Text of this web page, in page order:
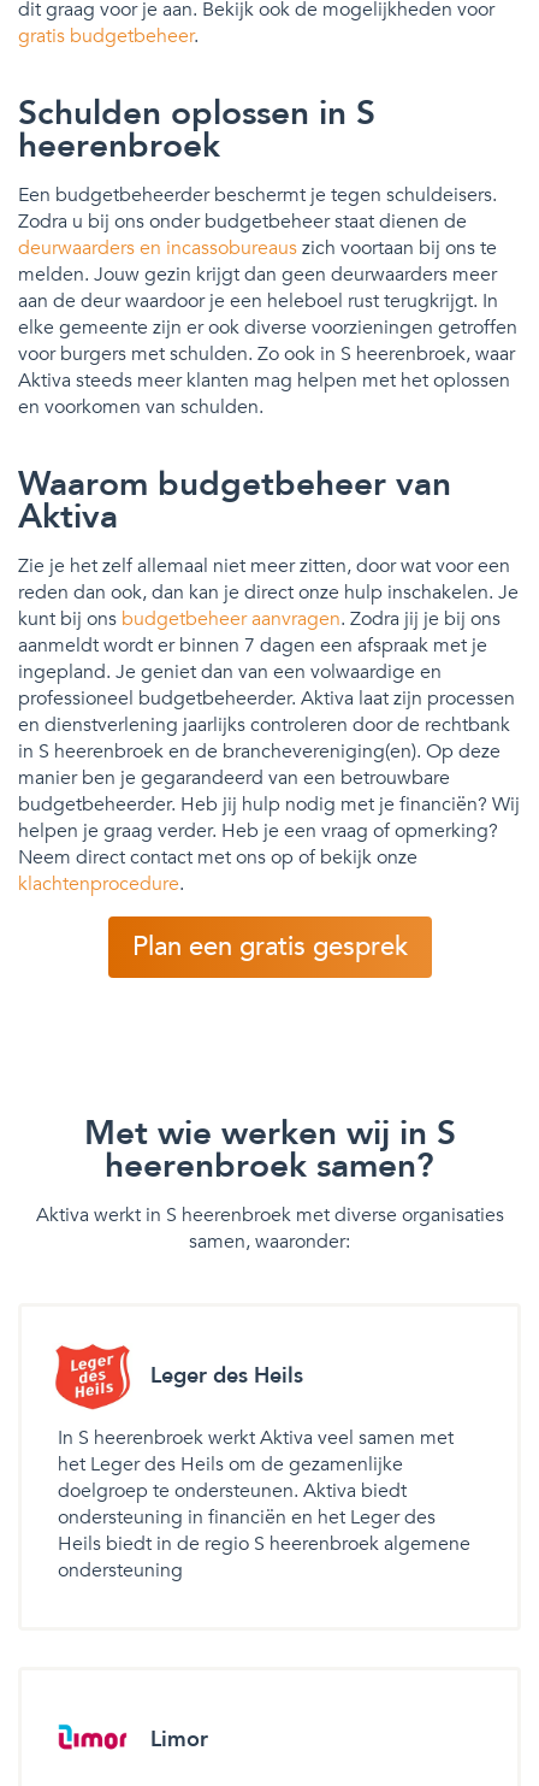
dit graag voor je aan. Bekijk ook de mogelijkheden voor
gratis budgetbeheer.
Schulden oplossen in S
heerenbroek
Een budgetbeheerder beschermt je tegen schuldeisers.
Zodra u bij ons onder budgetbeheer staat dienen de
deurwaarders en incassobureauszich voortaan bij ons te
melden. Jouw gezin krijgt dan geen deurwaarders meer
aan de deur waardoor je een heleboel rust terugkrijgt. In
elke gemeente zijn er ook diverse voorzieningen getroffen
voor burgers met schulden. Zo ook in S heerenbroek, waar
Aktiva steeds meer klanten mag helpen met het oplossen
en voorkomen van schulden.
Waarom budgetbeheer van
Aktiva
Zie je het zelf allemaal niet meer zitten, door wat voor een
reden dan ook, dan kan je direct onze hulp inschakelen. Je
kunt bij ons budgetbeheer aanvragen. Zodra jij je bij ons
aanmeldt wordt er binnen 7 dagen een afspraak met je
ingepland. Je geniet dan van een volwaardige en
professioneel budgetbeheerder. Aktiva laat zijn processen
en dienstverlening jaarlijks controleren door de rechtbank
in S heerenbroek en de branchevereniging(en). Op deze
manier ben je gegarandeerd van een betrouwbare
budgetbeheerder. Heb jij hulp nodig met je financiën? Wij
helpen je graag verder. Heb je een vraag of opmerking?
Neem direct contact met ons op of bekijk onze
klachtenprocedure.
Plan een gratis gesprek
Met wie werken wij in S
heerenbroek samen?
Aktiva werkt in S heerenbroek met diverse organisaties
samen, waaronder:
Leger des Heils
In S heerenbroek werkt Aktiva veel samen met
het Leger des Heils om de gezamenlijke
doelgroep te ondersteunen. Aktiva biedt
ondersteuning in financiën en het Leger des
Heils biedt in de regio S heerenbroek algemene
ondersteuning
Limor